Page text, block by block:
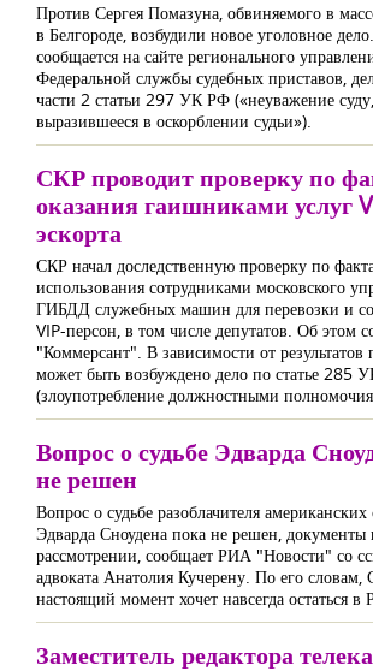
Против Сергея Помазуна, обвиняемого в
в Белгороде, возбудили новое уголовное
сообщается на сайте регионального
Федеральной службы судебных приставов,
части 2 статьи 297 УК РФ («неуважение суду,
выразившееся в оскорблении судьи»).
СКР проводит проверку по
оказания гаишниками услуг
эскорта
СКР начал доследственную проверку по
использования сотрудниками московского
ГИБДД служебных машин для перевозки и
VIP-персон, в том числе депутатов. Об этом
"Коммерсант". В зависимости от результатов
может быть возбуждено дело по статье 285
(злоупотребление должностными
Вопрос о судьбе Эдварда
не решен
Вопрос о судьбе разоблачителя
Эдварда Сноудена пока не решен, документы
рассмотрении, сообщает РИА "Новости" со
адвоката Анатолия Кучерену. По его словам,
настоящий момент хочет навсегда остаться в
Заместитель редактора